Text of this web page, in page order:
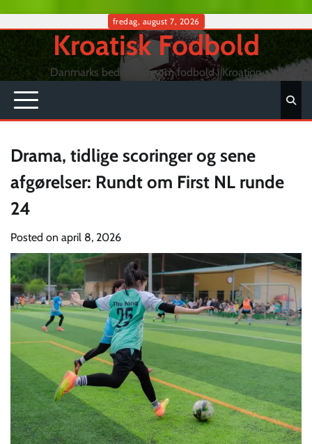
content
fredag, august 7, 2026
Kroatisk Fodbold
Danmarks bedste side om fodbold i Kroation
Drama, tidlige scoringer og sene
afgørelser: Rundt om First NL runde
24
Posted on april 8, 2026